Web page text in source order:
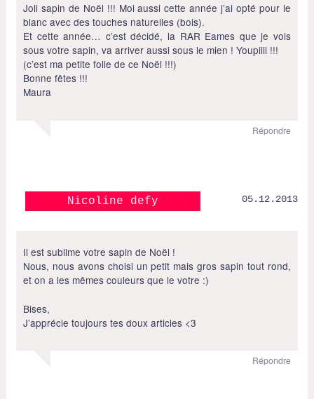
Joli sapin de Noël !!! Moi aussi cette année j’ai opté pour le
blanc avec des touches naturelles (bois).
Et cette année… c’est décidé, la RAR Eames que je vois
sous votre sapin, va arriver aussi sous le mien ! Youpiiii !!!
(c’est ma petite folie de ce Noël !!!)
Bonne fêtes !!!
Maura
Répondre
Nicoline defy 05.12.2013
Il est sublime votre sapin de Noël !
Nous, nous avons choisi un petit mais gros sapin tout rond,
et on a les mêmes couleurs que le votre :)
Bises,
J’apprécie toujours tes doux articles <3
Répondre